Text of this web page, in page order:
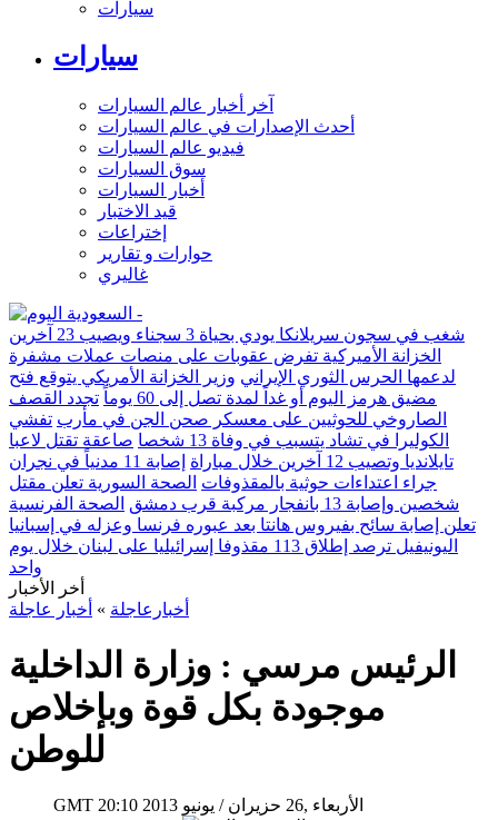
سيارات
سيارات
آخر أخبار عالم السيارات
أحدث الإصدارات في عالم السيارات
فيديو عالم السيارات
سوق السيارات
أخبار السيارات
قيد الاختبار
إختراعات
حوارات و تقارير
غاليري
شغب في سجون سريلانكا يودي بحياة 3 سجناء ويصيب 23 آخرين
الخزانة الأميركية تفرض عقوبات على منصات عملات مشفرة
لدعمها الحرس الثوري الإيراني وزير الخزانة الأمريكي يتوقع فتح
مضيق هرمز اليوم أو غداً لمدة تصل إلى 60 يوماً
تجدد القصف
الصاروخي للحوثيين على معسكر صحن الجن في مأرب تفشي
الكوليرا في تشاد يتسبب في وفاة 13 شخصا
صاعقة تقتل لاعبا
تايلانديا وتصيب 12 آخرين خلال مباراة
إصابة 11 مدنياً في نجران
جراء اعتداءات حوثية بالمقذوفات الصحة السورية تعلن مقتل
شخصين وإصابة 13 بانفجار مركبة قرب دمشق
الصحة الفرنسية
تعلن إصابة سائح بفيروس هانتا بعد عبوره فرنسا وعزله في إسبانيا
اليونيفيل ترصد إطلاق 113 مقذوفا إسرائيليا على لبنان خلال يوم
واحد
أخر الأخبار
أخبارعاجلة » أخبار عاجلة
الرئيس مرسي : وزارة الداخلية
موجودة بكل قوة وبإخلاص
للوطن
GMT 20:10 2013 الأربعاء ,26 حزيران / يونيو